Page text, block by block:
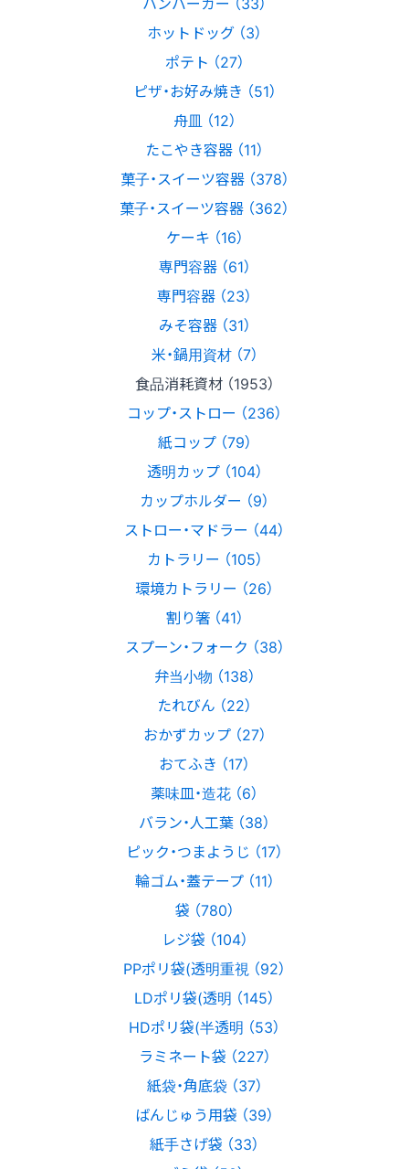
ホットドッグ （3）
ポテト （27）
ピザ・お好み焼き （51）
舟皿 （12）
たこやき容器 （11）
菓子・スイーツ容器 （378）
菓子・スイーツ容器 （362）
ケーキ （16）
専門容器 （61）
専門容器 （23）
みそ容器 （31）
米・鍋用資材 （7）
食品消耗資材 （1953）
コップ・ストロー （236）
紙コップ （79）
透明カップ （104）
カップホルダー （9）
ストロー・マドラー （44）
カトラリー （105）
環境カトラリー （26）
割り箸 （41）
スプーン・フォーク （38）
弁当小物 （138）
たれびん （22）
おかずカップ （27）
おてふき （17）
薬味皿・造花 （6）
バラン・人工葉 （38）
ピック・つまようじ （17）
輪ゴム・蓋テープ （11）
袋 （780）
レジ袋 （104）
PPポリ袋(透明重視 （92）
LDポリ袋(透明 （145）
HDポリ袋(半透明 （53）
ラミネート袋 （227）
紙袋・角底袋 （37）
ばんじゅう用袋 （39）
紙手さげ袋 （33）